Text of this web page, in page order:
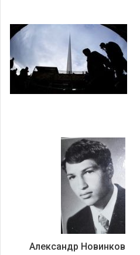
Александр Новинков